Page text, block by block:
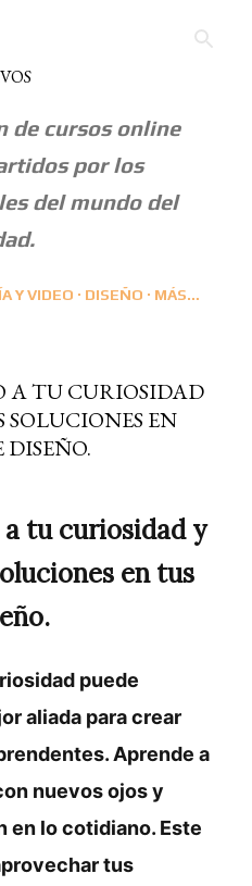
de cursos online
por los
del mundo del
Y VIDEO DISEÑO MÁS…
A TU CURIOSIDAD
SOLUCIONES EN
DISEÑO.
tu curiosidad y
en tus
puede
aliada para crear
Aprende a
nuevos ojos y
en lo cotidiano. Este
tus